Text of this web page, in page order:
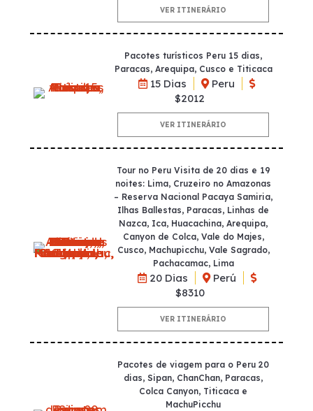
VER ITINERÁRIO
Pacotes turísticos Peru 15 dias,
Paracas, Arequipa, Cusco e Titicaca
15 Dias
Peru
$2012
VER ITINERÁRIO
Tour no Peru Visita de 20 dias e 19
noites: Lima, Cruzeiro no Amazonas
– Reserva Nacional Pacaya Samiria,
Ilhas Ballestas, Paracas, Linhas de
Nazca, Ica, Huacachina, Arequipa,
Canyon de Colca, Vale do Majes,
Cusco, Machupicchu, Vale Sagrado,
Pachacamac, Lima
20 Dias
Perú
$8310
VER ITINERÁRIO
Pacotes de viagem para o Peru 20
dias, Sipan, ChanChan, Paracas,
Colca Canyon, Titicaca e
MachuPicchu